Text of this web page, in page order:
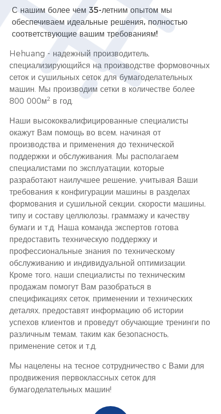
С нашим более чем 35-летним опытом мы
обеспечиваем идеальные решения, полностью
соответствующие вашим требованиям!
Hehuang - надежный производитель,
специализирующийся на производстве формовочных
сеток и сушильных сеток для бумагоделательных
машин. Мы производим сетки в количестве более
800 000м2 в год.
Наши высококвалифицированные специалисты
окажут Вам помощь во всем, начиная от
производства и применения до технической
поддержки и обслуживания. Мы располагаем
специалистами по эксплуатации, которые
разработают наилучшее решение, учитывая Ваши
требования к конфигурации машины в разделах
формования и сушильной секции, скорости машины,
типу и составу целлюлозы, граммажу и качеству
бумаги и т.д. Наша команда экспертов готова
предоставить техническую поддержку и
профессиональные знания по техническому
обслуживанию и индивидуальной оптимизации.
Кроме того, наши специалисты по техническим
продажам помогут Вам разобраться в
спецификациях сеток, применении и технических
деталях, предоставят информацию об истории
успехов клиентов и проведут обучающие тренинги по
различным темам, таким как безопасность,
применение сеток и т.д.
Мы нацелены на тесное сотрудничество с Вами для
продвижения первоклассных сеток для
бумагоделательных машин!